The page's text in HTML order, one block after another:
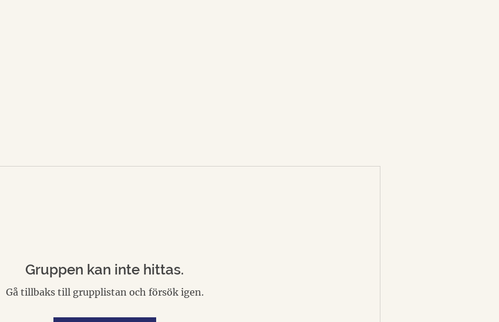
Gruppen kan inte hittas.
Gå tillbaks till grupplistan och försök igen.